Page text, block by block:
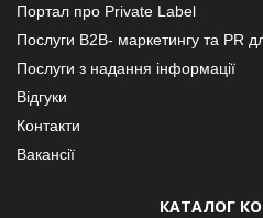
Портал про Private Label
Послуги В2В- маркетингу та PR
Послуги з надання інформації
Відгуки
Контакти
Вакансії
КАТАЛОГ